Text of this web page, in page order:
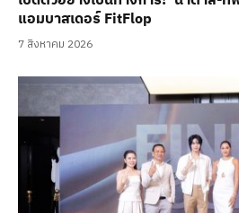
แอมบาสเดอร์ FitFlop
7 สิงหาคม 2026